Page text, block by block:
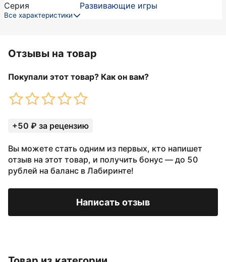
Серия
Развивающие игры
Все характеристики
Отзывы на товар
Покупали этот товар? Как он вам?
+50 ₽ за рецензию
Вы можете стать одним из первых, кто напишет
отзыв на этот товар, и получить бонус — до 50
рублей на баланс в Лабиринте!
Написать отзыв